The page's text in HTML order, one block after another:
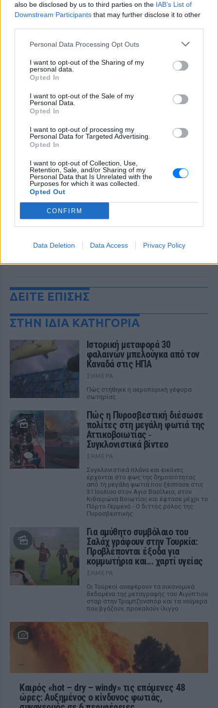
also be disclosed by us to third parties on the IAB’s List of
Downstream Participants that may further disclose it to other
Personal Data Processing Opt Outs
I want to opt-out of the Sharing of my
personal data.
Opted In
I want to opt-out of the Sale of my
Personal Data.
Opted In
I want to opt-out of processing my
Personal Data for Targeted Advertising.
Opted In
I want to opt-out of Collection, Use,
Retention, Sale, and/or Sharing of my
Personal Data that Is Unrelated with the
Purposes for which it was collected.
Opted Out
CONFIRM
Data Deletion Data Access Privacy Policy
Για ακόμη περισσότερανέα, μπείτε στην ροή
του E-Daily.gr
Ακολουθήστε το E-Radio.gr και στο Instagram
ΔΙΑΦΗΜΙΣΗ
ΔΕΙΤΕ ΕΠΙΣΗΣ
ΣΤΗΝ ΙΔΙΑ ΚΑΤΗΓΟΡΙΑ
Ιστορική μεταφορά 30
φαλαινών μπελούγκα από τον
Καναδά στις ΗΠΑ
ΣΉΜΕΡΑ
Πώς στήθηκε η αεροπορική γέφυρα
σωτηρίας
Πώς η Πυροσβεστική διέσωσε
πολίτες στη μεγάλη φωτιά της
Αττικοβοιωτίας ‑
Συγκλονιστικά βίντεο
ΣΉΜΕΡΑ
Συγκλονιστικά πλάνα και εικόνες
έρχονται στο φως της δημοσιότητας
από τη μεγάλη φωτιά που ξέσπασε στις
31 Ιουλίου στον Αγιο Βασίλειο, στον
Κιθαιρώνα Βοιωτίας και έφτασε μέχρι το
Πόρτο Γερμενό - Ο διττός ρόλος της
Πυροσβεστικής
Για αμύθητο συμβόλαιο του
Σαλάχ γράφουν στην Τουρκία:
Προβλέπονται έξοδα για
κομμωτήρια και... χαρτί υγείας
ΣΉΜΕΡΑ
Οι Τούρκοί αναφέρουν τα οικονομικά
δεδομένα της μεταγραφής του Αιγύπτιου
σταρ στην Τραμπζονσπόρ και τα νούμερα
που βγάζουν, προκαλούν ίλιγγο
Καιρός «hot – dry – windy» τις επόμενες 48
ώρες: Αυξημένος ο κίνδυνος φωτιάς,